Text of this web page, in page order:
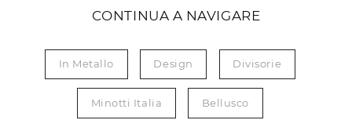
CONTINUA A NAVIGARE
In Metallo Design Divisorie
Minotti Italia Bellusco